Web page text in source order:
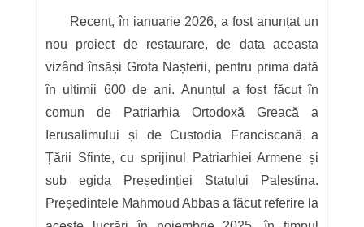
Recent, în ianuarie 2026, a fost anunțat un
nou proiect de restaurare, de data aceasta
vizând însăși Grota Nașterii, pentru prima dată
în ultimii 600 de ani. Anunțul a fost făcut în
comun de Patriarhia Ortodoxă Greacă a
Ierusalimului și de Custodia Franciscană a
Țării Sfinte, cu sprijinul Patriarhiei Armene și
sub egida Președinției Statului Palestina.
Președintele Mahmoud Abbas a făcut referire la